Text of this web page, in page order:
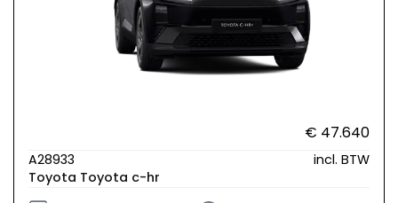
€ 47.640
A28933
incl. BTW
Toyota Toyota c-hr